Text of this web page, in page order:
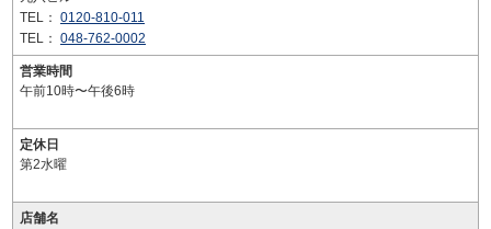
TEL： 0120-810-011
TEL： 048-762-0002
営業時間
午前10時〜午後6時
定休日
第2水曜
店舗名